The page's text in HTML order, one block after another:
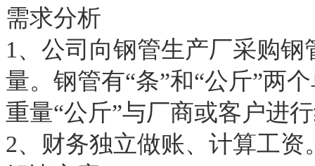
需求分析
1、公司向钢管生产厂采购
量。钢管有“条”和“公斤”两
重量“公斤”与厂商或客户进
2、财务独立做账、计算工资